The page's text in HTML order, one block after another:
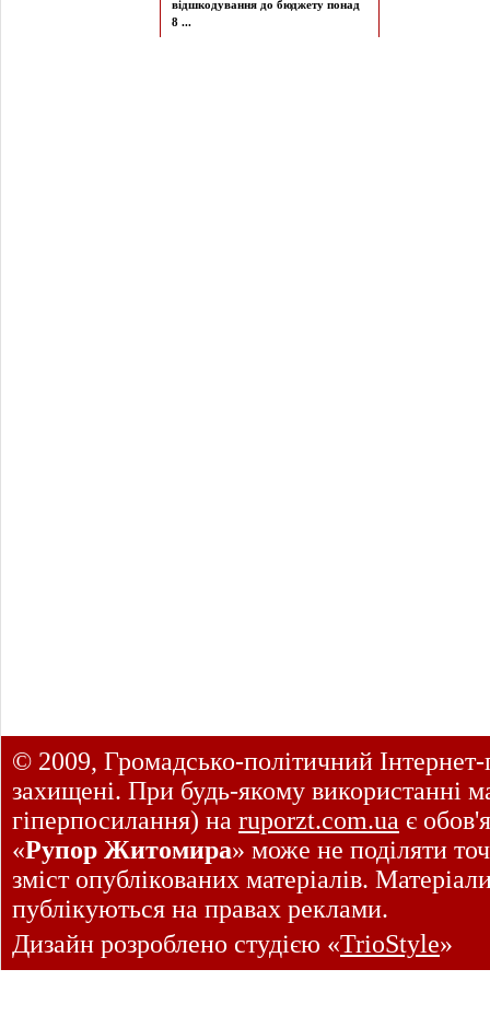
відшкодування до бюджету понад
8 ...
© 2009, Громадсько-політичний
захищені. При будь-якому використанні
гіперпосилання) на ruporzt.com.ua є
«Рупор Житомира» може не поділяти
зміст опублікованих матеріалів.
публікуються на правах реклами.
Дизайн розроблено студією «TrioStyle»